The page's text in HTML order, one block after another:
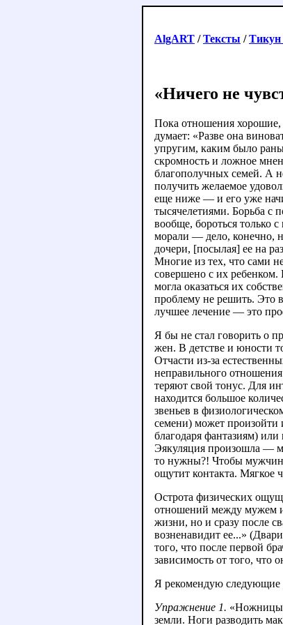
AlgART /Тексты /Тикун
«Ничего не
Пока отношения хорошие,
думает: «Разве она
упругим, каким было
скромность и ложное
благополучных семей. А
получить желаемое
еще ниже — и его уже
тысячелетиями. Борьба
вообще, бороться только
морали — дело, конечно,
дочери, [посылая] ее на
Многие из тех, что сами
совершено с их
могла оказаться их
проблему не решить. Это
лучшее лечение — это
Я бы не стал говорить о
жен. В детстве и юности
Отчасти из-за
неправильного
теряют свой тонус. Для
находится большое
звеньев в
семени) может произойти
благодаря фантазиям)
Эякуляция произошла —
то нужны?! Чтобы
ощутит контакта. Мягкое
Острота физических
отношений между мужем
жизни, но и сразу после
возненавидит ее...»
того, что после первой
зависимость от того, что
Я рекомендую следующие
Упражнение 1.
земли. Ноги разводить